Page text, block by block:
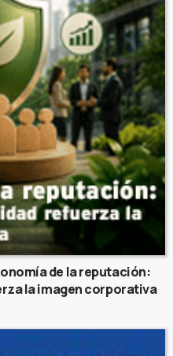
de la reputación:
la imagen corporativa